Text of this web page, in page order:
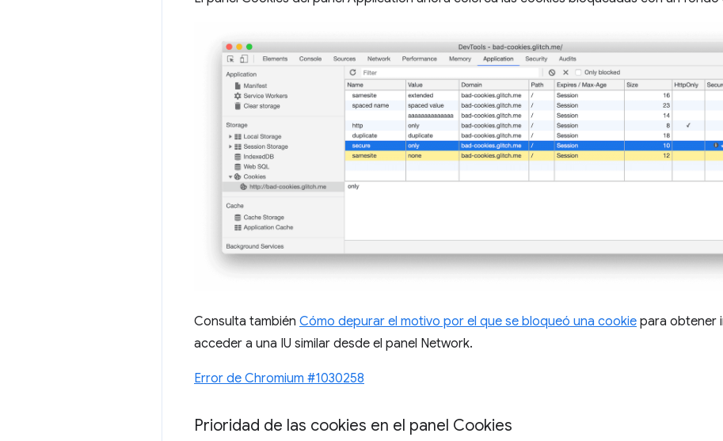
Consulta también Cómo depurar el motivo por el que se bloqueó una cookie para obtener
acceder a una IU similar desde el panel Network.
Error de Chromium #1030258
Prioridad de las cookies en el panel Cookies